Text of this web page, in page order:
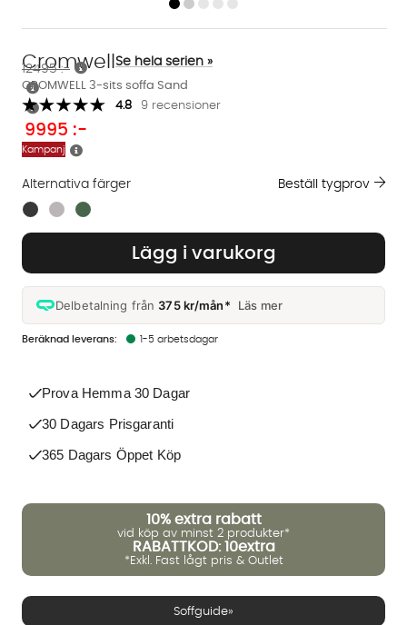
CROMWELL 3-sits soffa Sand
Cromwell Se hela serien »
4.8 9 recensioner
9995 :-
12495 :-
Kampanj
Lägg i varukorg
Delbetalning från 375 kr/mån* Läs mer
1-5 arbetsdagar
Alternativa färger
Finns även i dessa färger:
Beställ tygprov
Prova Hemma 30 Dagar
30 Dagars Prisgaranti
365 Dagars Öppet Köp
10% extra rabatt
vid köp av minst 2 produkter*
RABATTKOD: 10extra
*Exkl. Fast lågt pris & Outlet
Soffguide»